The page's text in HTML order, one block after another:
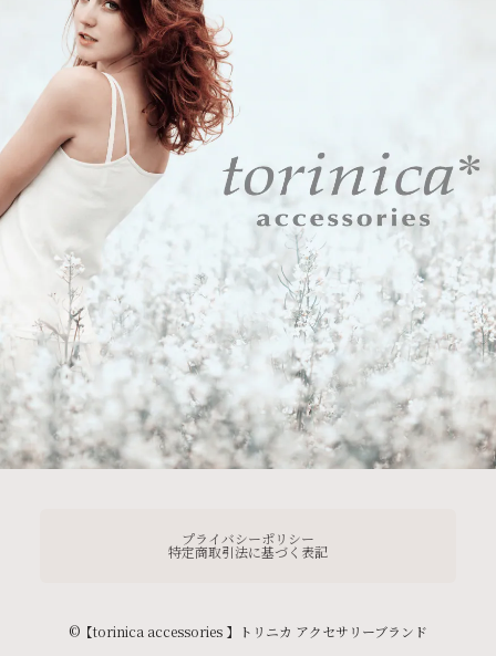
プライバシーポリシー
特定商取引法に基づく表記
©︎【torinica accessories 】トリニカ アクセサリーブランド